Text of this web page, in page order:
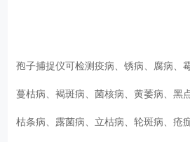
孢子捕捉仪可检测疫病、锈病、腐病、
蔓枯病、褐斑病、菌核病、黄萎病、黑
枯条病、露菌病、立枯病、轮斑病、疮